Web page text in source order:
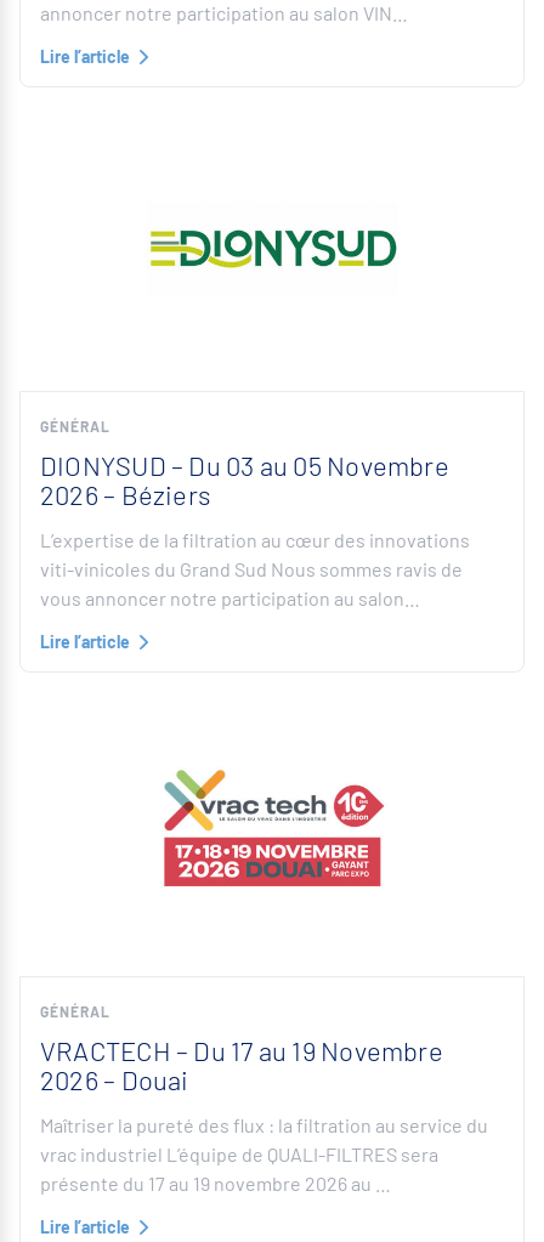
annoncer notre participation au salon VIN…
Lire l’article
GÉNÉRAL
DIONYSUD – Du 03 au 05 Novembre
2026 – Béziers
L’expertise de la filtration au cœur des innovations
viti-vinicoles du Grand Sud Nous sommes ravis de
vous annoncer notre participation au salon…
Lire l’article
GÉNÉRAL
VRACTECH – Du 17 au 19 Novembre
2026 – Douai
Maîtriser la pureté des flux : la filtration au service du
vrac industriel L’équipe de QUALI-FILTRES sera
présente du 17 au 19 novembre 2026 au …
Lire l’article